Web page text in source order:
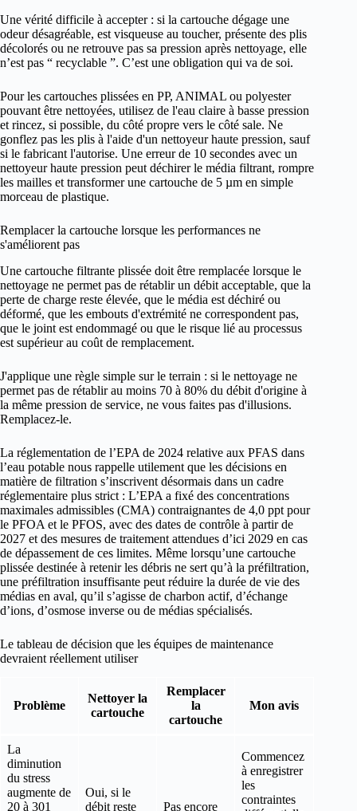
Une vérité difficile à accepter : si la cartouche dégage une
odeur désagréable, est visqueuse au toucher, présente des plis
décolorés ou ne retrouve pas sa pression après nettoyage, elle
n’est pas “ recyclable ”. C’est une obligation qui va de soi.
Pour les cartouches plissées en PP, ANIMAL ou polyester
pouvant être nettoyées, utilisez de l'eau claire à basse pression
et rincez, si possible, du côté propre vers le côté sale. Ne
gonflez pas les plis à l'aide d'un nettoyeur haute pression, sauf
si le fabricant l'autorise. Une erreur de 10 secondes avec un
nettoyeur haute pression peut déchirer le média filtrant, rompre
les mailles et transformer une cartouche de 5 µm en simple
morceau de plastique.
Remplacer la cartouche lorsque les performances ne
s'améliorent pas
Une cartouche filtrante plissée doit être remplacée lorsque le
nettoyage ne permet pas de rétablir un débit acceptable, que la
perte de charge reste élevée, que le média est déchiré ou
déformé, que les embouts d'extrémité ne correspondent pas,
que le joint est endommagé ou que le risque lié au processus
est supérieur au coût de remplacement.
J'applique une règle simple sur le terrain : si le nettoyage ne
permet pas de rétablir au moins 70 à 80% du débit d'origine à
la même pression de service, ne vous faites pas d'illusions.
Remplacez-le.
La réglementation de l’EPA de 2024 relative aux PFAS dans
l’eau potable nous rappelle utilement que les décisions en
matière de filtration s’inscrivent désormais dans un cadre
réglementaire plus strict : L’EPA a fixé des concentrations
maximales admissibles (CMA) contraignantes de 4,0 ppt pour
le PFOA et le PFOS, avec des dates de contrôle à partir de
2027 et des mesures de traitement attendues d’ici 2029 en cas
de dépassement de ces limites. Même lorsqu’une cartouche
plissée destinée à retenir les débris ne sert qu’à la préfiltration,
une préfiltration insuffisante peut réduire la durée de vie des
médias en aval, qu’il s’agisse de charbon actif, d’échange
d’ions, d’osmose inverse ou de médias spécialisés.
Le tableau de décision que les équipes de maintenance
devraient réellement utiliser
Problème
Nettoyer la
cartouche
Remplacer
la
cartouche
Mon avis
La
diminution
du stress
augmente de
20 à 301
Oui, si le
débit reste
Pas encore
Commencez
à enregistrer
les
contraintes